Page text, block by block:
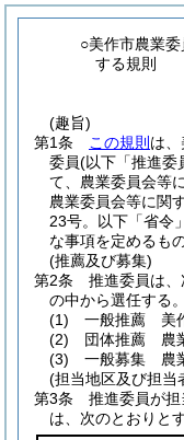
○美作市農業
する規則
(趣旨)
第1条
この規則 は
委員(以下「推進委
て、農業委員会等
農業委員会等に関
23号。以下「省令
な事項を定めるも
(推薦及び募集)
第2条
推進委員は
の中から選任する。
(1)
一般推薦 美
(2)
団体推薦 農
(3)
一般募集 農
(担当地区及び担当
第3条
推進委員が
は、次のとおりとす